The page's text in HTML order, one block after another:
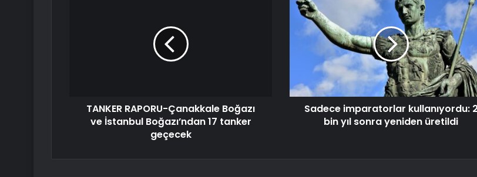
TANKER RAPORU-Çanakkale Boğazı
ve İstanbul Boğazı’ndan 17 tanker
geçecek
Sadece imparatorlar kullanıyordu: 2
bin yıl sonra yeniden üretildi